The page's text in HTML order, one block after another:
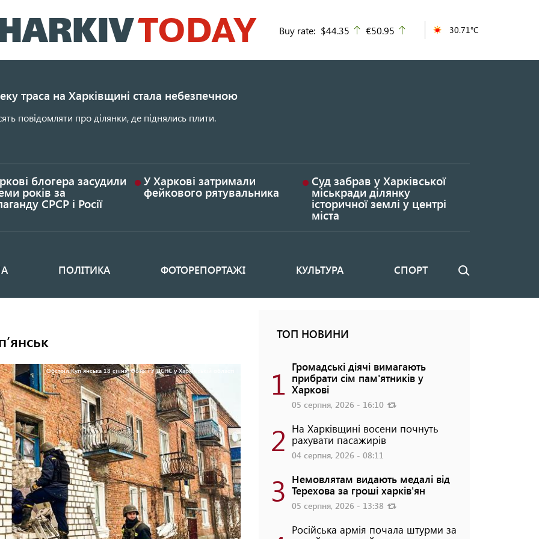
до
основного
Buy rate: $44.35 up
€50.95 30.71°C
траса на Харківщині стала небезпечною
повідомляти про ділянки, де піднялись плити.
блогера засудили
років за
СРСР і Росії
У Харкові затримали
фейкового рятувальника
Суд забрав у Харківської
міськради ділянку
історичної землі у центрі
міста
ПОЛІТИКА ФОТОРЕПОРТАЖІ КУЛЬТУРА СПОРТ Пошук
Обстріл Куп’янська 18 січня. Фото: ГУ ДСНС у Харківській області
ТОП НОВИНИ
1 Громадські діячі вимагають
прибрати сім пам'ятників у
Харкові
05 серпня, 2026 - 16:10
2 На Харківщині восени почнуть
рахувати пасажирів
04 серпня, 2026 - 08:11
3 Немовлятам видають медалі від
Терехова за гроші харків'ян
05 серпня, 2026 - 13:38
Російська армія почала штурми за